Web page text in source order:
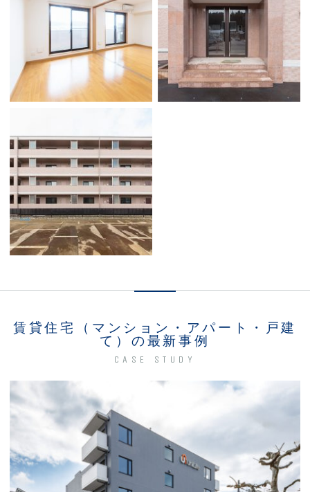
賃貸住宅（マンション・アパート・戸建
て）の最新事例
CASE STUDY